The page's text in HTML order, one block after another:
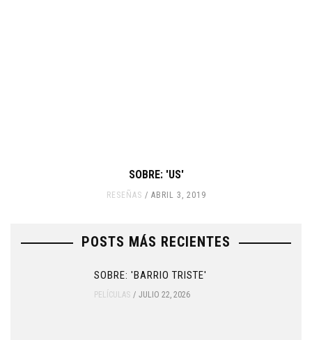
SOBRE: 'US'
RESEÑAS ABRIL 3, 2019
POSTS MÁS RECIENTES
SOBRE: 'BARRIO TRISTE'
PELÍCULAS JULIO 22, 2026